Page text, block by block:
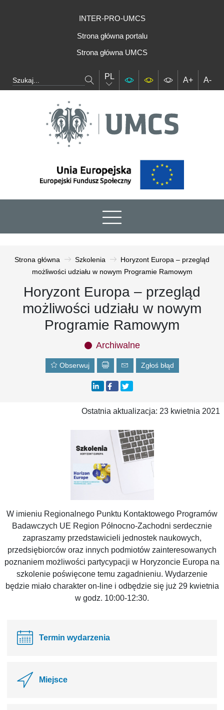
INTER-PRO-UMCS
Strona główna portalu
Strona główna UMCS
PL A+ A-
Strona główna Szkolenia
Horyzont Europa – przegląd
możliwości udziału w nowym Programie Ramowym
Horyzont Europa – przegląd
możliwości udziału w nowym
Programie Ramowym
Archiwalne
Obserwuj Zgłoś błąd
Ostatnia aktualizacja: 23 kwietnia 2021
W imieniu Regionalnego Punktu Kontaktowego Programów
Badawczych UE Region Północno-Zachodni serdecznie
zapraszamy przedstawicieli jednostek naukowych,
przedsiębiorców oraz innych podmiotów zainteresowanych
poznaniem możliwości partycypacji w Horyzoncie Europa na
szkolenie poświęcone temu zagadnieniu. Wydarzenie
będzie miało charakter on-line i odbędzie się już 29 kwietnia
w godz. 10:00-12:30.
Termin wydarzenia
Miejsce